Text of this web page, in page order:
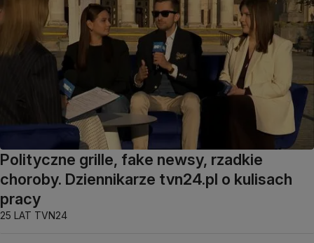
Polityczne grille, fake newsy, rzadkie
choroby. Dziennikarze tvn24.pl o kulisach
pracy
25 LAT TVN24